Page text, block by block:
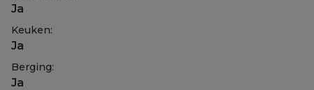
Ja
Keuken:
Ja
Berging:
Ja